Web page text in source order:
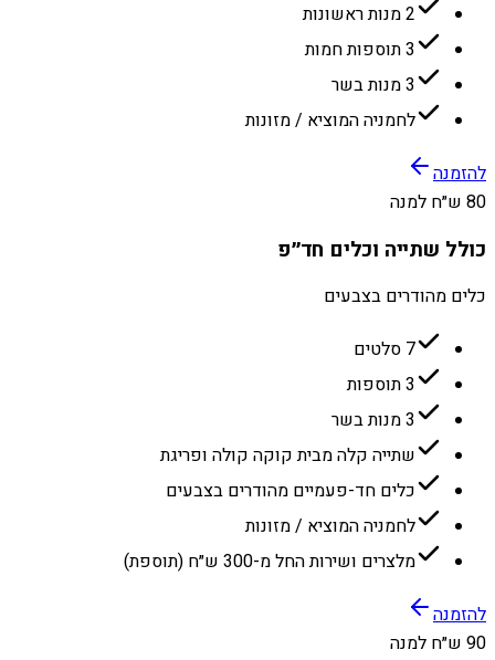
2 מנות ראשונות
3 תוספות חמות
3 מנות בשר
לחמניה המוציא / מזונות
להזמנה
80 ש״ח למנה
כולל שתייה וכלים חד״פ
כלים מהודרים בצבעים
7 סלטים
3 תוספות
3 מנות בשר
שתייה קלה מבית קוקה קולה ופריגת
כלים חד-פעמיים מהודרים בצבעים
לחמניה המוציא / מזונות
מלצרים ושירות החל מ-300 ש״ח (תוספת)
להזמנה
90 ש״ח למנה